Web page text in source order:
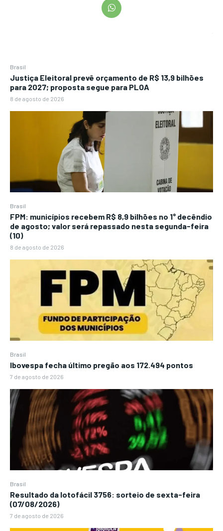
Brasil
Justiça Eleitoral prevê orçamento de R$ 13,9 bilhões
para 2027; proposta segue para PLOA
8 de agosto de 2026
Brasil
FPM: municípios recebem R$ 8,9 bilhões no 1° decêndio
de agosto; valor será repassado nesta segunda-feira
(10)
8 de agosto de 2026
Brasil
Ibovespa fecha último pregão aos 172.494 pontos
7 de agosto de 2026
Brasil
Resultado da lotofácil 3756: sorteio de sexta-feira
(07/08/2026)
7 de agosto de 2026